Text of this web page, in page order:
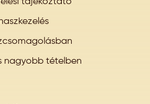
tájékoztató
nagyobb tételben